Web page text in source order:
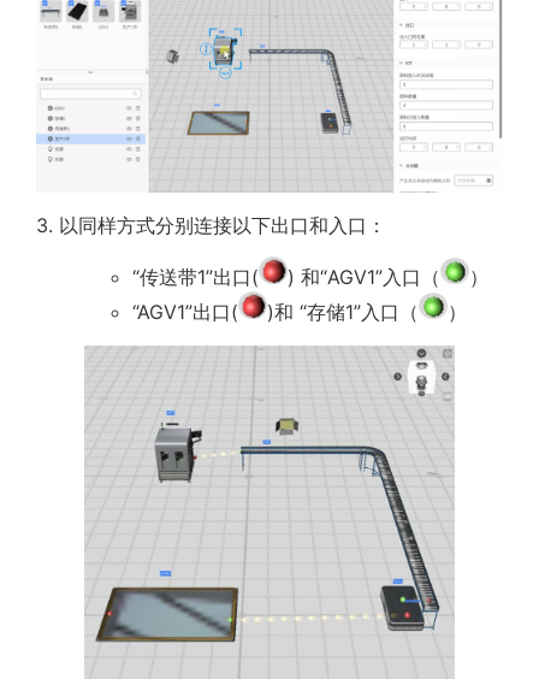
3. 以同样方式分别连接以下出口和入口：
“传送带1”出口( ) 和“AGV1”入口（
）
“AGV1”出口(
)和 “存储1”入口（ ）